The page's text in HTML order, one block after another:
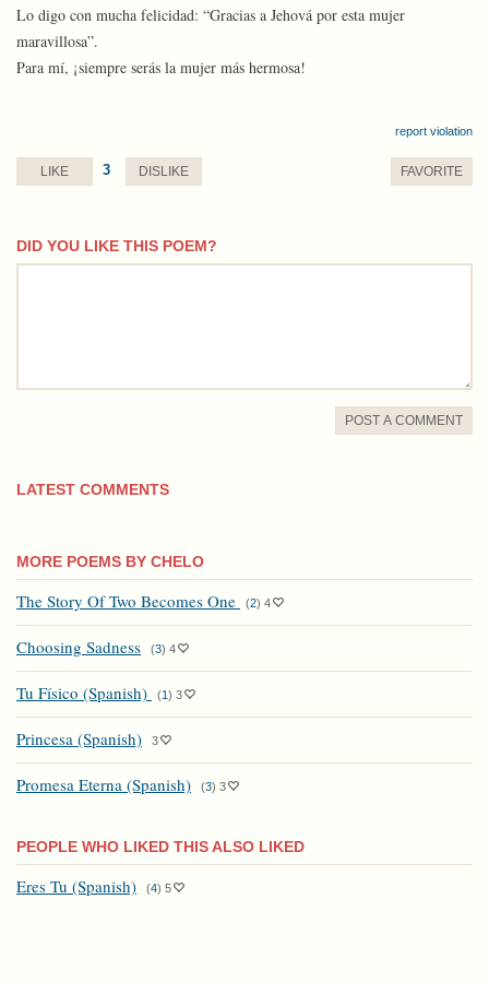
Lo digo con mucha felicidad: “Gracias a Jehová por esta mujer
maravillosa”.
Para mí, ¡siempre serás la mujer más hermosa!
report violation
LIKE 3 DISLIKE FAVORITE
DID YOU LIKE THIS POEM?
comment
POST A COMMENT
LATEST COMMENTS
MORE POEMS BY CHELO
The Story Of Two Becomes One (2) 4
Choosing Sadness (3) 4
Tu Físico (Spanish) (1) 3
Princesa (Spanish) 3
Promesa Eterna (Spanish) (3) 3
PEOPLE WHO LIKED THIS ALSO LIKED
Eres Tu (Spanish) (4) 5